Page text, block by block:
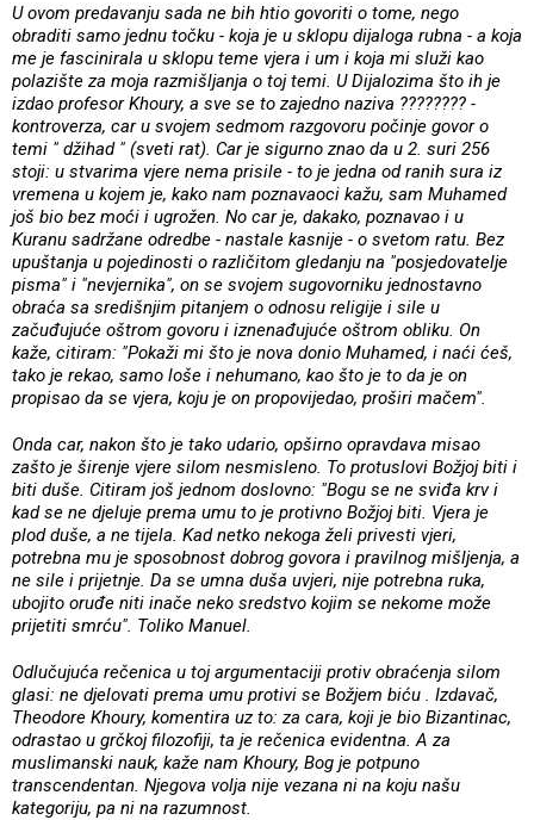
U ovom predavanju sada ne bih htio govoriti o tome, nego
obraditi samo jednu točku - koja je u sklopu dijaloga rubna - a koja
me je fascinirala u sklopu teme vjera i um i koja mi služi kao
polazište za moja razmišljanja o toj temi. U Dijalozima što ih je
izdao profesor Khoury, a sve se to zajedno naziva ???????? -
kontroverza, car u svojem sedmom razgovoru počinje govor o
temi " džihad " (sveti rat). Car je sigurno znao da u 2. suri 256
stoji: u stvarima vjere nema prisile - to je jedna od ranih sura iz
vremena u kojem je, kako nam poznavaoci kažu, sam Muhamed
još bio bez moći i ugrožen. No car je, dakako, poznavao i u
Kuranu sadržane odredbe - nastale kasnije - o svetom ratu. Bez
upuštanja u pojedinosti o različitom gledanju na "posjedovatelje
pisma" i "nevjernika", on se svojem sugovorniku jednostavno
obraća sa središnjim pitanjem o odnosu religije i sile u
začuđujuće oštrom govoru i iznenađujuće oštrom obliku. On
kaže, citiram: "Pokaži mi što je nova donio Muhamed, i naći ćeš,
tako je rekao, samo loše i nehumano, kao što je to da je on
propisao da se vjera, koju je on propovijedao, proširi mačem".
Onda car, nakon što je tako udario, opširno opravdava misao
zašto je širenje vjere silom nesmisleno. To protuslovi Božjoj biti i
biti duše. Citiram još jednom doslovno: "Bogu se ne sviđa krv i
kad se ne djeluje prema umu to je protivno Božjoj biti. Vjera je
plod duše, a ne tijela. Kad netko nekoga želi privesti vjeri,
potrebna mu je sposobnost dobrog govora i pravilnog mišljenja, a
ne sile i prijetnje. Da se umna duša uvjeri, nije potrebna ruka,
ubojito oruđe niti inače neko sredstvo kojim se nekome može
prijetiti smrću". Toliko Manuel.
Odlučujuća rečenica u toj argumentaciji protiv obraćenja silom
glasi: ne djelovati prema umu protivi se Božjem biću . Izdavač,
Theodore Khoury, komentira uz to: za cara, koji je bio Bizantinac,
odrastao u grčkoj filozofiji, ta je rečenica evidentna. A za
muslimanski nauk, kaže nam Khoury, Bog je potpuno
transcendentan. Njegova volja nije vezana ni na koju našu
kategoriju, pa ni na razumnost.